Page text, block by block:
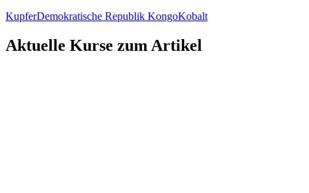
KupferDemokratische Republik KongoKobalt
Aktuelle Kurse zum Artikel